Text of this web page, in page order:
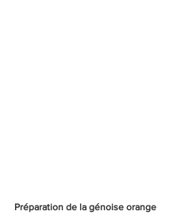
Préparation de la génoise orange